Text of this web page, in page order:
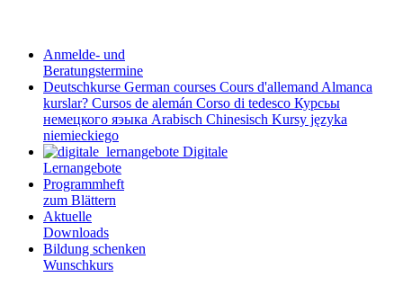
Anmelde- und
Beratungstermine
Deutschkurse German courses Cours d'allemand Almanca
kurslar? Cursos de alemán Corso di tedesco Курсьы
немецкого яэыка Arabisch Chinesisch Kursy języka
niemieckiego
Digitale
Lernangebote
Programmheft
zum Blättern
Aktuelle
Downloads
Bildung schenken
Wunschkurs